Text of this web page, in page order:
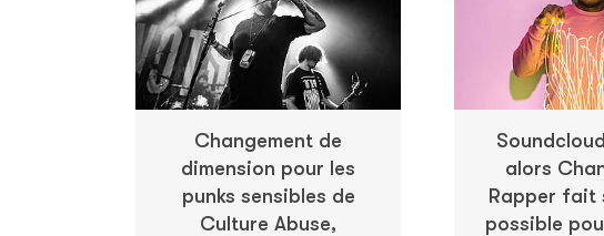
Changement de
dimension pour les
punks sensibles de
Culture Abuse,
alors
Rapper fait
possible